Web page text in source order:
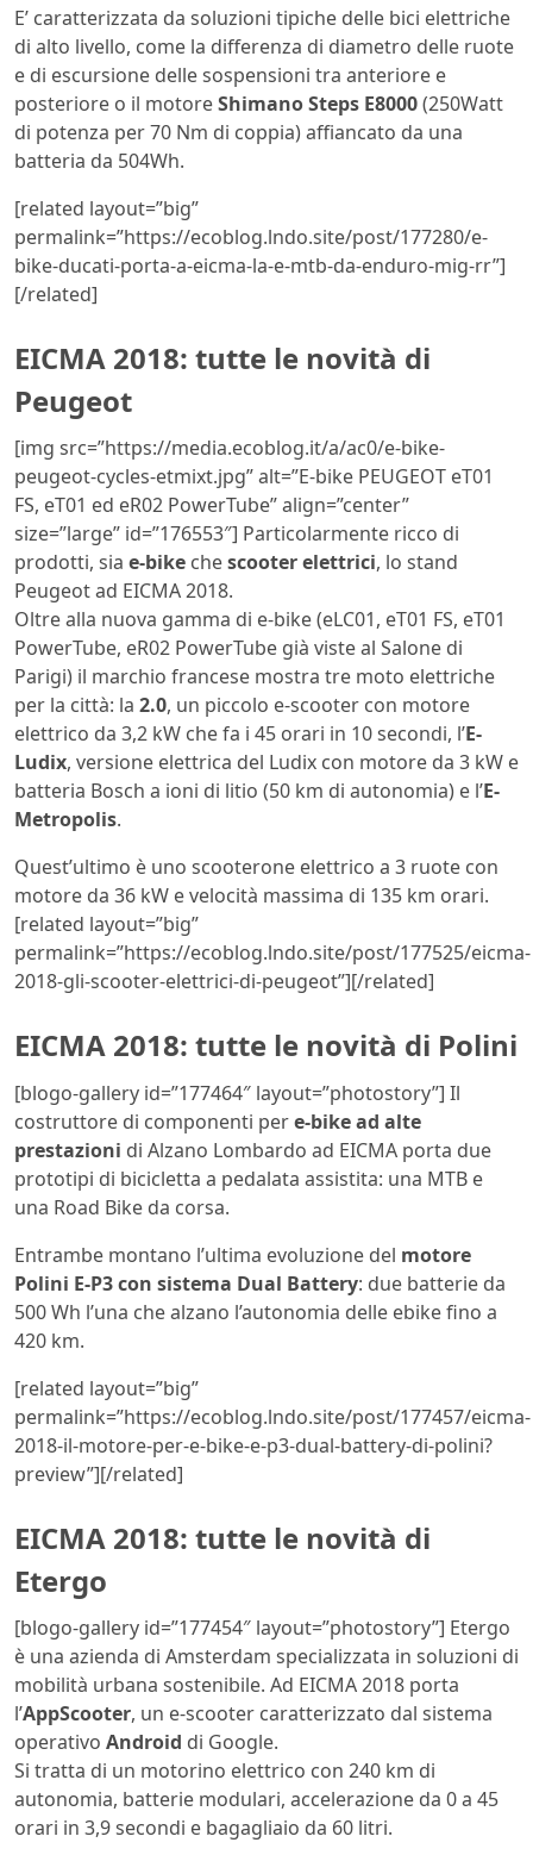
E’ caratterizzata da soluzioni tipiche delle bici elettriche
di alto livello, come la differenza di diametro delle ruote
e di escursione delle sospensioni tra anteriore e
posteriore o il motoreShimano Steps E8000(250Watt
di potenza per 70 Nm di coppia) affiancato da una
batteria da 504Wh.
[related layout=”big”
permalink=”https://ecoblog.lndo.site/post/177280/e-
bike-ducati-porta-a-eicma-la-e-mtb-da-enduro-mig-rr”]
[/related]
EICMA 2018: tutte le novità di
Peugeot
[img src=”https://media.ecoblog.it/a/ac0/e-bike-
peugeot-cycles-etmixt.jpg” alt=”E-bike PEUGEOT eT01
FS, eT01 ed eR02 PowerTube” align=”center”
size=”large” id=”176553″] Particolarmente ricco di
prodotti, sia e-bike chescooter elettrici, lo stand
Peugeot ad EICMA 2018.
Oltre alla nuova gamma di e-bike (eLC01, eT01 FS, eT01
PowerTube, eR02 PowerTube già viste al Salone di
Parigi) il marchio francese mostra tre moto elettriche
per la città: la 2.0, un piccolo e-scooter con motore
elettrico da 3,2 kW che fa i 45 orari in 10 secondi, l’E-
Ludix, versione elettrica del Ludix con motore da 3 kW e
batteria Bosch a ioni di litio (50 km di autonomia) e l’E-
Metropolis.
Quest’ultimo è uno scooterone elettrico a 3 ruote con
motore da 36 kW e velocità massima di 135 km orari.
[related layout=”big”
permalink=”https://ecoblog.lndo.site/post/177525/eicma-
2018-gli-scooter-elettrici-di-peugeot”][/related]
EICMA 2018: tutte le novità di Polini
[blogo-gallery id=”177464″ layout=”photostory”] Il
costruttore di componenti pere-bike ad alte
prestazioni di Alzano Lombardo ad EICMA porta due
prototipi di bicicletta a pedalata assistita: una MTB e
una Road Bike da corsa.
Entrambe montano l’ultima evoluzione del motore
Polini E-P3 con sistema Dual Battery: due batterie da
500 Wh l’una che alzano l’autonomia delle ebike fino a
420 km.
[related layout=”big”
permalink=”https://ecoblog.lndo.site/post/177457/eicma-
2018-il-motore-per-e-bike-e-p3-dual-battery-di-polini?
preview”][/related]
EICMA 2018: tutte le novità di
Etergo
[blogo-gallery id=”177454″ layout=”photostory”] Etergo
è una azienda di Amsterdam specializzata in soluzioni di
mobilità urbana sostenibile. Ad EICMA 2018 porta
l’AppScooter, un e-scooter caratterizzato dal sistema
operativo Android di Google.
Si tratta di un motorino elettrico con 240 km di
autonomia, batterie modulari, accelerazione da 0 a 45
orari in 3,9 secondi e bagagliaio da 60 litri.